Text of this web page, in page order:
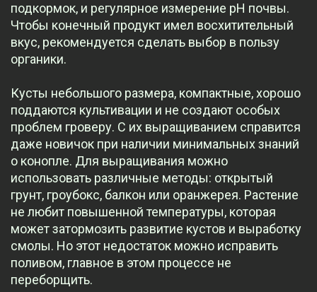
подкормок, и регулярное измерение рН почвы.
Чтобы конечный продукт имел восхитительный
вкус, рекомендуется сделать выбор в пользу
органики.
Кусты небольшого размера, компактные, хорошо
поддаются культивации и не создают особых
проблем гроверу. С их выращиванием справится
даже новичок при наличии минимальных знаний
о конопле. Для выращивания можно
использовать различные методы: открытый
грунт, гроубокс, балкон или оранжерея. Растение
не любит повышенной температуры, которая
может затормозить развитие кустов и выработку
смолы. Но этот недостаток можно исправить
поливом, главное в этом процессе не
переборщить.